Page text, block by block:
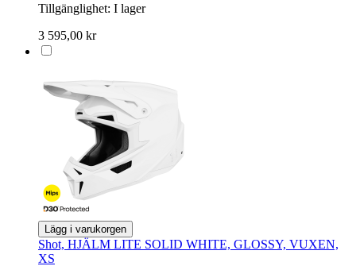
Tillgänglighet: I lager
3 595,00 kr
Lägg i varukorgen
Shot, HJÄLM LITE SOLID WHITE, GLOSSY, VUXEN,
XS